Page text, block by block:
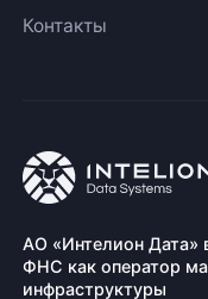
Контакты
АО «Интелион Дата»
ФНС как оператор
инфраструктуры